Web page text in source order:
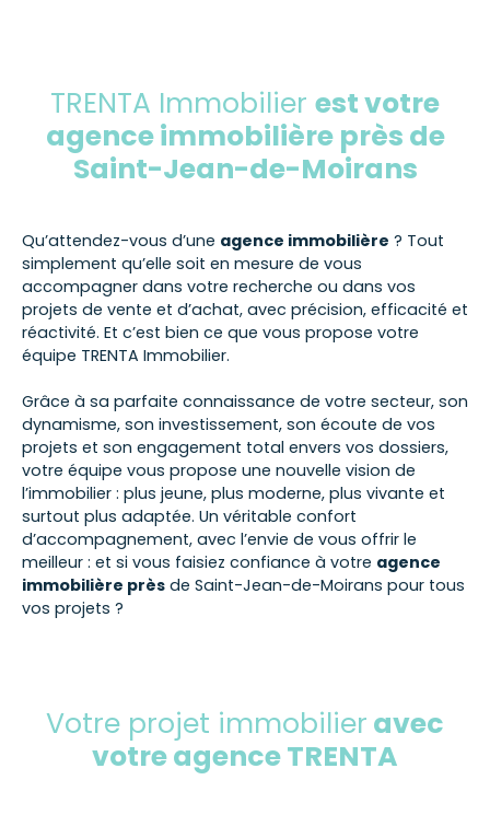
TRENTA Immobilier est votre
agence immobilière près de
Saint-Jean-de-Moirans
Qu’attendez-vous d’une agence immobilière ? Tout
simplement qu’elle soit en mesure de vous
accompagner dans votre recherche ou dans vos
projets de vente et d’achat, avec précision, efficacité et
réactivité. Et c’est bien ce que vous propose votre
équipe TRENTA Immobilier.
Grâce à sa parfaite connaissance de votre secteur, son
dynamisme, son investissement, son écoute de vos
projets et son engagement total envers vos dossiers,
votre équipe vous propose une nouvelle vision de
l’immobilier : plus jeune, plus moderne, plus vivante et
surtout plus adaptée. Un véritable confort
d’accompagnement, avec l’envie de vous offrir le
meilleur : et si vous faisiez confiance à votre agence
immobilière près de Saint-Jean-de-Moirans pour tous
vos projets ?
Votre projet immobilier avec
votre agence TRENTA